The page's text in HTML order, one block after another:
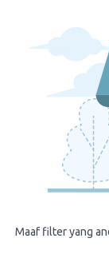
Maaf filter yang